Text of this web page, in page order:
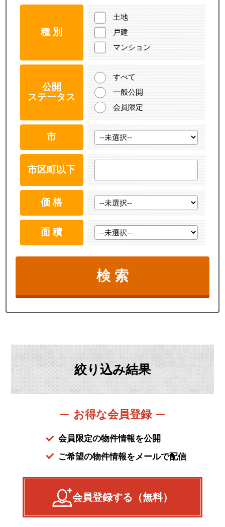
種 別
土地
戸建
マンション
公開
ステータス
すべて
一般公開
会員限定
市
市区町以下
価 格
面 積
絞り込み結果
お得な会員登録
会員限定の物件情報を公開
ご希望の物件情報をメールで配信
会員登録する（無料）